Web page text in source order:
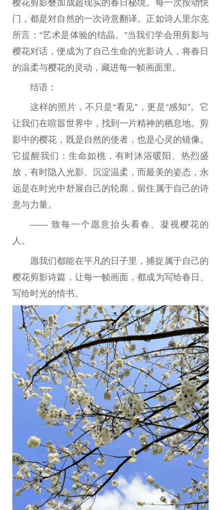
樱花剪影叠加成超现实的春日秘境。每一次按动快
门，都是对自然的一次诗意翻译。正如诗人里尔克
所言：“艺术是体验的结晶。”当我们学会用剪影与
樱花对话，便成为了自己生命的光影诗人，将春日
的温柔与樱花的灵动，藏进每一帧画面里。
结语：
这样的照片，不只是“看见”，更是“感知”。它
让我们在喧嚣世界中，找到一片精神的栖息地。剪
影中的樱花，既是自然的使者，也是心灵的镜像。
它提醒我们：生命如桃，有时沐浴暖阳、热烈盛
放，有时隐入光影、沉淀温柔，而最美的姿态，永
远是在时光中舒展自己的轮廓，留住属于自己的诗
意与力量。
—— 致每一个愿意抬头看春、凝视樱花的
人。
愿我们都能在平凡的日子里，捕捉属于自己的
樱花剪影诗篇，让每一帧画面，都成为写给春日、
写给时光的情书。